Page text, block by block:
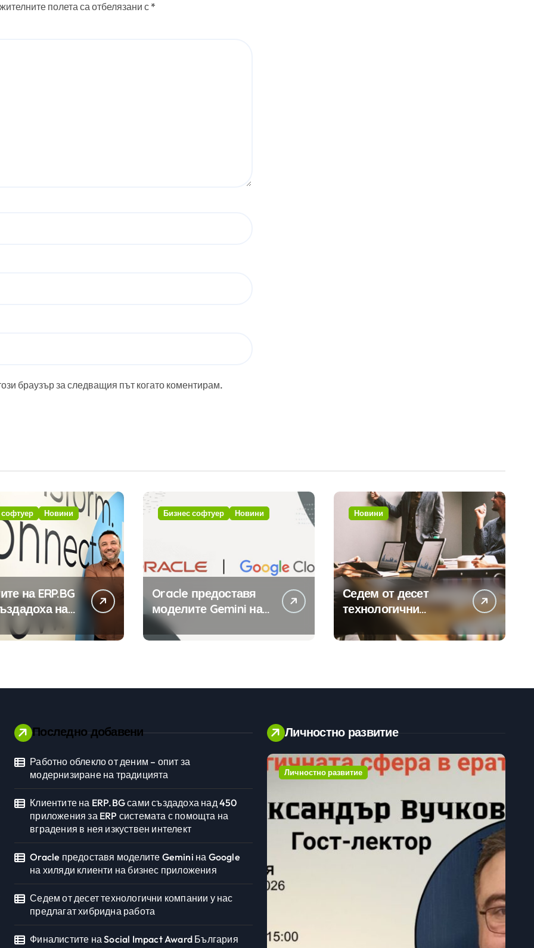
полета са отбелязани с *
браузър за следващия път когато коментирам.
Новини
на ERP.BG
над
с
интелект
Бизнес софтуер Новини
Oracle предоставя
моделите Gemini на
Google на хиляди
клиенти на бизнес
Новини
Седем от десет
технологични
компании у нас
предлагат хибридна
Последно добавени
Работно облекло от деним – опит за
модернизиране на традицията
Клиентите на ERP.BG сами създадоха над 450
приложения за ERP системата с помощта на
вградения в нея изкуствен интелект
Oracle предоставя моделите Gemini на Google
на хиляди клиенти на бизнес приложения
Седем от десет технологични компании у нас
предлагат хибридна работа
Финалистите на Social Impact Award България
Личностно развитие
Личностно развитие Личностно развитие